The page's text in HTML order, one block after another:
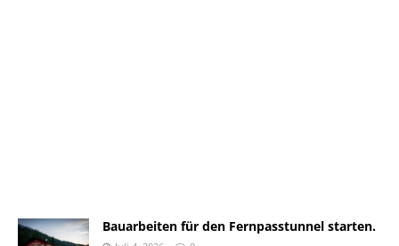
Bauarbeiten für den Fernpasstunnel starten.